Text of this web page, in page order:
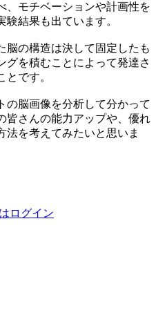
、モチベーションや計画性を
結果も出ています。
脳の構造は決して固定したも
グを積むことによって発達さ
です。
の脳画像を分析して分かって
皆さんの能力アップや、優れ
法を考えてみたいと思いま
ログイン